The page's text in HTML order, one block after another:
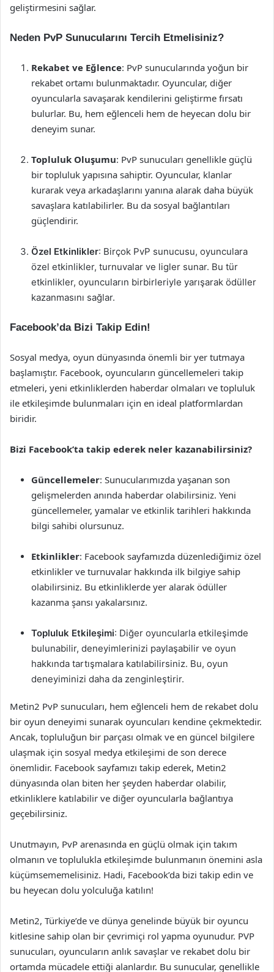
geliştirmesini sağlar.
Neden PvP Sunucularını Tercih Etmelisiniz?
Rekabet ve Eğlence: PvP sunucularında yoğun bir
rekabet ortamı bulunmaktadır. Oyuncular, diğer
oyuncularla savaşarak kendilerini geliştirme fırsatı
bulurlar. Bu, hem eğlenceli hem de heyecan dolu bir
deneyim sunar.
Topluluk Oluşumu: PvP sunucuları genellikle güçlü
bir topluluk yapısına sahiptir. Oyuncular, klanlar
kurarak veya arkadaşlarını yanına alarak daha büyük
savaşlara katılabilirler. Bu da sosyal bağlantıları
güçlendirir.
Özel Etkinlikler: Birçok PvP sunucusu, oyunculara
özel etkinlikler, turnuvalar ve ligler sunar. Bu tür
etkinlikler, oyuncuların birbirleriyle yarışarak ödüller
kazanmasını sağlar.
Facebook’da Bizi Takip Edin!
Sosyal medya, oyun dünyasında önemli bir yer tutmaya
başlamıştır. Facebook, oyuncuların güncellemeleri takip
etmeleri, yeni etkinliklerden haberdar olmaları ve topluluk
ile etkileşimde bulunmaları için en ideal platformlardan
biridir.
Bizi Facebook’ta takip ederek neler kazanabilirsiniz?
Güncellemeler: Sunucularımızda yaşanan son
gelişmelerden anında haberdar olabilirsiniz. Yeni
güncellemeler, yamalar ve etkinlik tarihleri hakkında
bilgi sahibi olursunuz.
Etkinlikler: Facebook sayfamızda düzenlediğimiz özel
etkinlikler ve turnuvalar hakkında ilk bilgiye sahip
olabilirsiniz. Bu etkinliklerde yer alarak ödüller
kazanma şansı yakalarsınız.
Topluluk Etkileşimi: Diğer oyuncularla etkileşimde
bulunabilir, deneyimlerinizi paylaşabilir ve oyun
hakkında tartışmalara katılabilirsiniz. Bu, oyun
deneyiminizi daha da zenginleştirir.
Metin2 PvP sunucuları, hem eğlenceli hem de rekabet dolu
bir oyun deneyimi sunarak oyuncuları kendine çekmektedir.
Ancak, topluluğun bir parçası olmak ve en güncel bilgilere
ulaşmak için sosyal medya etkileşimi de son derece
önemlidir. Facebook sayfamızı takip ederek, Metin2
dünyasında olan biten her şeyden haberdar olabilir,
etkinliklere katılabilir ve diğer oyuncularla bağlantıya
geçebilirsiniz.
Unutmayın, PvP arenasında en güçlü olmak için takım
olmanın ve toplulukla etkileşimde bulunmanın önemini asla
küçümsememelisiniz. Hadi, Facebook’da bizi takip edin ve
bu heyecan dolu yolculuğa katılın!
Metin2, Türkiye’de ve dünya genelinde büyük bir oyuncu
kitlesine sahip olan bir çevrimiçi rol yapma oyunudur. PVP
sunucuları, oyuncuların anlık savaşlar ve rekabet dolu bir
ortamda mücadele ettiği alanlardır. Bu sunucular, genellikle